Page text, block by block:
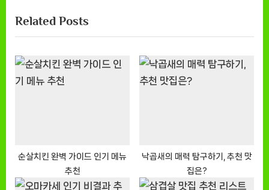
o
u
P
o
t
P
o
t
Related Posts
순살치킨 완벽 가이드 인기 메뉴
추천
낙곱새의 매력 탐구하기, 추천 맛
집은?